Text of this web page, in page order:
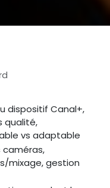
dispositif Canal+,
qualité,
vs adaptable
caméras,
mixage, gestion